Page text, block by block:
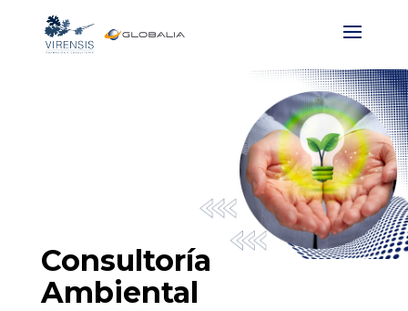
Consultoría
Ambiental